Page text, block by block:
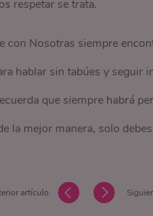
respetar se trata.
con Nosotras siempre
hablar sin tabúes y seguir
que siempre habrá
la mejor manera, solo
artículo